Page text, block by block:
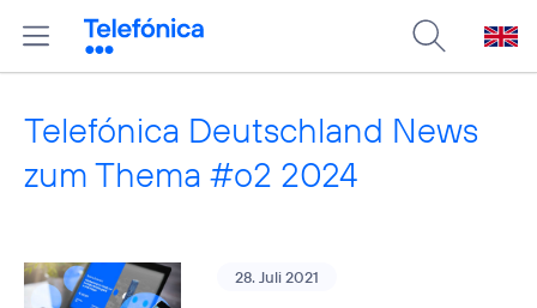
Telefónica Deutschland News
zum Thema #o2 2024
28. Juli 2021